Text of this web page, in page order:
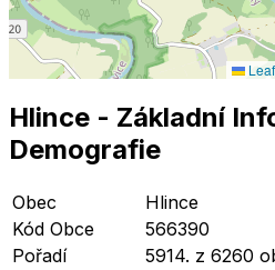
Hlince - Základní
Demografie
Obec
Hlince
Kód Obce
566390
Pořadí
5914. z 6260